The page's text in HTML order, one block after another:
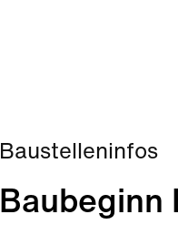
Baustelleninfos
Baubeginn